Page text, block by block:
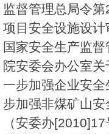
监督管理总局令
项目安全设施设
国家安全生产监
院安委会办公室
一步加强企业安
步加强非煤矿山安
（安委办